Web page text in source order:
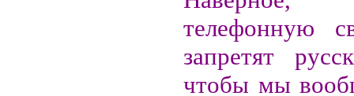
телефонную
запретят
чтобы мы